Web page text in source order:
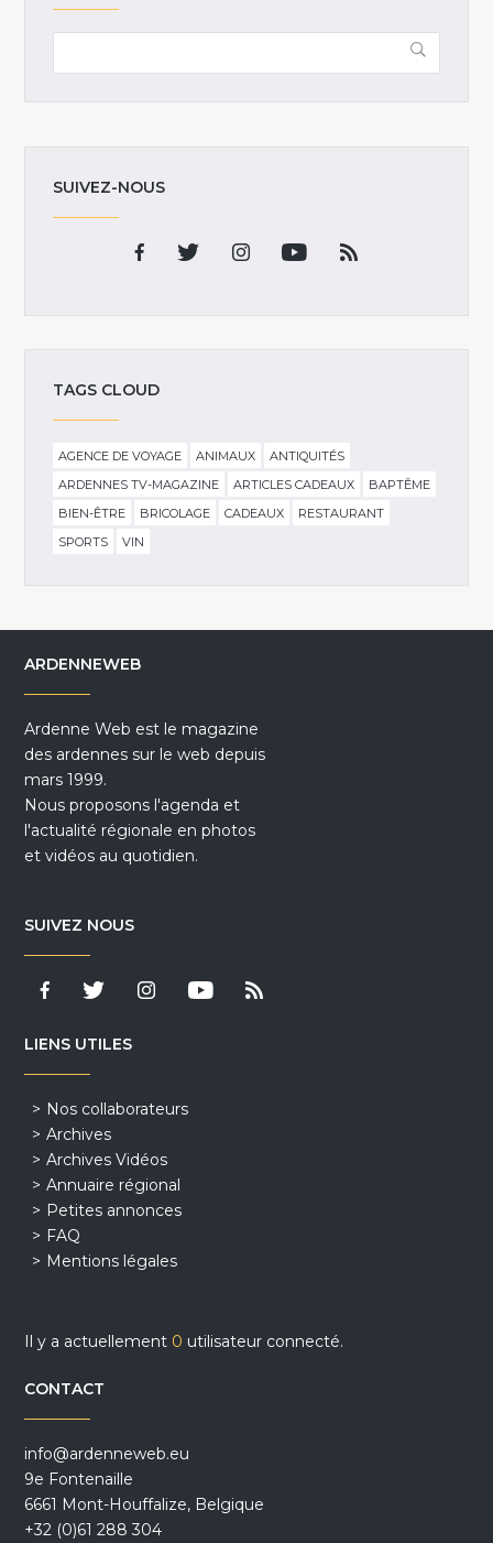
SUIVEZ-NOUS
TAGS CLOUD
AGENCE DE VOYAGE ANIMAUX
ANTIQUITÉS
ARDENNES TV-MAGAZINE
ARTICLES CADEAUX
BAPTÊME
BIEN-ÊTRE
BRICOLAGE CADEAUX
RESTAURANT
SPORTS
VIN
ARDENNEWEB
Ardenne Web est le magazine
des ardennes sur le web depuis
mars 1999.
Nous proposons l'agenda et
l'actualité régionale en photos
et vidéos au quotidien.
SUIVEZ NOUS
LIENS UTILES
Nos collaborateurs
Archives
Archives Vidéos
Annuaire régional
Petites annonces
FAQ
Mentions légales
Il y a actuellement 0 utilisateur connecté.
CONTACT
info@ardenneweb.eu
9e Fontenaille
6661 Mont-Houffalize, Belgique
+32 (0)61 288 304